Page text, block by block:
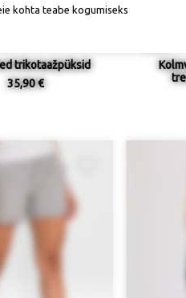
suurused
trikotaažpüksid
35,90 €
kohta teabe kogumiseks